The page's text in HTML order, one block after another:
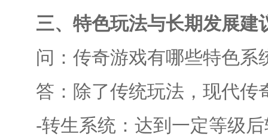
三、特色玩法与长期发展建
问：传奇游戏有哪些特色系
答：除了传统玩法，现代传
-转生系统：达到一定等级